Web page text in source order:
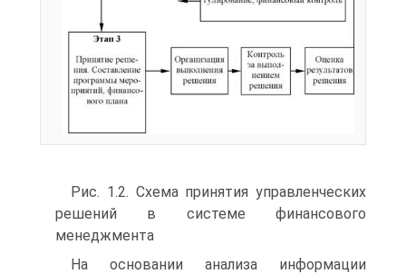
Рис. 1.2. Схема принятия управленческих
решений в системе финансового
менеджмента
На основании анализа информации